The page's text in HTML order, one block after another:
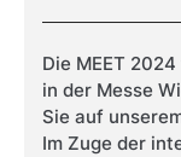
Die MEET
in der Messe
Sie auf
Im Zuge der